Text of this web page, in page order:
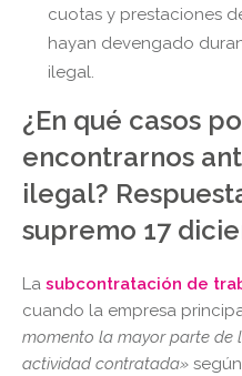
cuotas y prestaciones
hayan devengado
ilegal.
¿En qué casos
encontrarnos
ilegal?
supremo 17
La subcontratación de
cuando la empresa
momento la mayor parte de
actividad contratada»